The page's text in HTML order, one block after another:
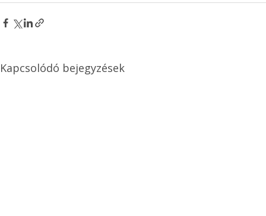
Kapcsolódó bejegyzések